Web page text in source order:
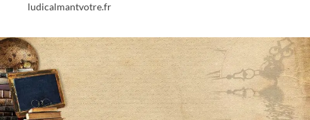
ludicalmantvotre.fr